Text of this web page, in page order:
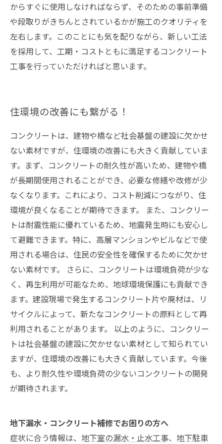
からすぐに使用しなければならず、そのための事前準備
や段取りがきちんとされているかが施工のクオリティを
左右します。このことにも気を配りながら、新しい工法
を採用して、工期・コストともに満足するコンクリート
工事を行っていただければと思います。
住環境の改善にも繋がる！
コンクリートは、建物や橋など社会基盤の建設に欠かせ
ない素材ですが、住環境の改善にも大きく貢献していま
す。まず、コンクリートの耐久性が高いため、建物や橋
が長期間使用されることができ、必要な修繕や改修が少
なくなります。これにより、コスト削減につながり、住
環境が良くなることが期待できます。 また、コンクリー
トは耐震性能に優れているため、地震発生時にも安心し
て避難できます。特に、高層マンションやビルなどで使
用される場合は、住民の安全性を確保するために欠かせ
ない素材です。 さらに、コンクリートは環境負荷が少な
く、再生利用が可能なため、地球環境保護にも貢献でき
ます。建設現場で発生するコンクリート片や廃材は、リ
サイクルによって、新たなコンクリートの原料として再
利用されることがあります。 以上のように、コンクリー
トは社会基盤の建設に欠かせない素材として知られてい
ますが、住環境の改善にも大きく貢献しています。今後
も、より耐久性や環境負荷の少ないコンクリートの開発
が期待されます。
地下漏水・コンクリート補修でお困りの方へ
症状に合う情報は、 地下室の漏水・止水工事、 地下駐車